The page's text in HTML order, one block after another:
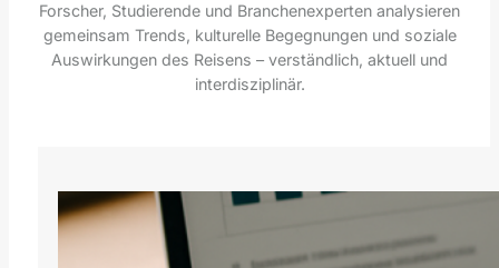
Forscher, Studierende und Branchenexperten analysieren
gemeinsam Trends, kulturelle Begegnungen und soziale
Auswirkungen des Reisens – verständlich, aktuell und
interdisziplinär.